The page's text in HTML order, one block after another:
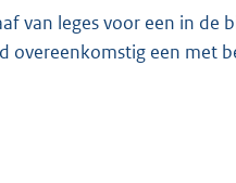
van leges voor een in de
overeenkomstig een met